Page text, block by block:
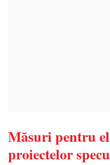
Măsuri pentru
proiectelor